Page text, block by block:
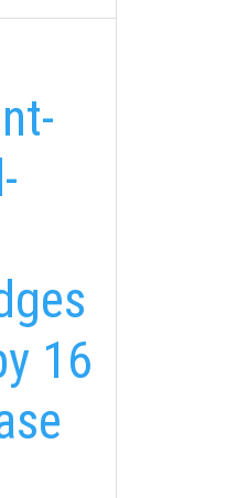
16
fa-
instagram
fa-